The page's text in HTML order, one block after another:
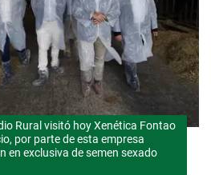
Rural visitó hoy Xenética Fontao
por parte de esta empresa
en exclusiva de semen sexado